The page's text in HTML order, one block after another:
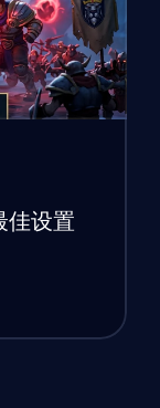
佳设置